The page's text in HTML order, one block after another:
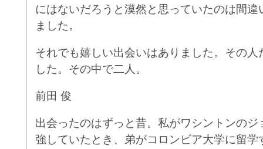
にはないだろうと漠然と思っていたのは間
ました。
それでも嬉しい出会いはありました。その
した。 その中で二人。
前田 俊
出会ったのはずっと昔。私がワシントンの
強していたとき、弟がコロンビア大学に留学